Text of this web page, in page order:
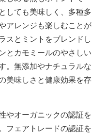
しても美味しく、多種多
アレンジも楽しむことが
スとミントをブレンドし
とカモミールのやさしい
。無添加やナチュラルな
美味しさと健康効果を存
やオーガニックの認証を
フェアトレードの認証を